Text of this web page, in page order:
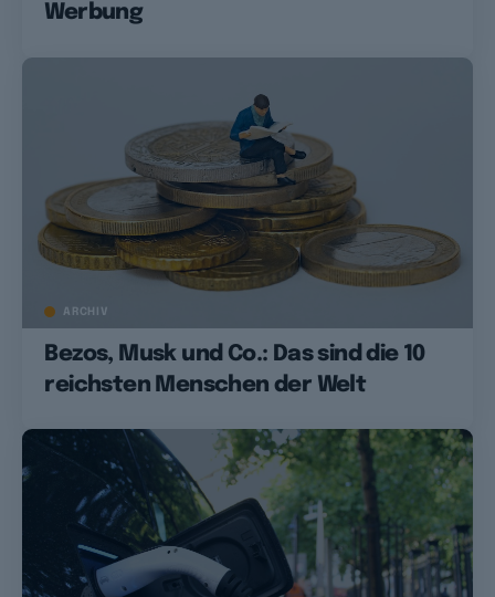
Werbung
ARCHIV
Bezos, Musk und Co.: Das sind die 10
reichsten Menschen der Welt